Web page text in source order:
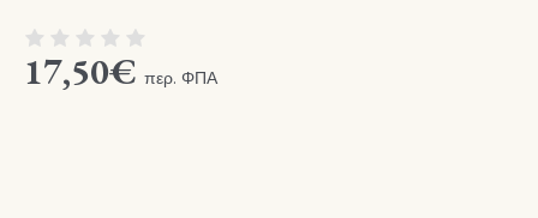
17,50€ περ. ΦΠΑ